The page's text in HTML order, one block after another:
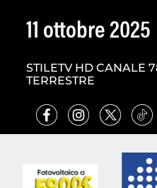
11 ottobre 2025
STILETV HD CANALE
TERRESTRE